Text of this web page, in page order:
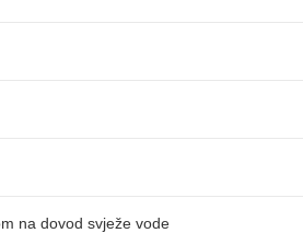
na dovod svježe vode